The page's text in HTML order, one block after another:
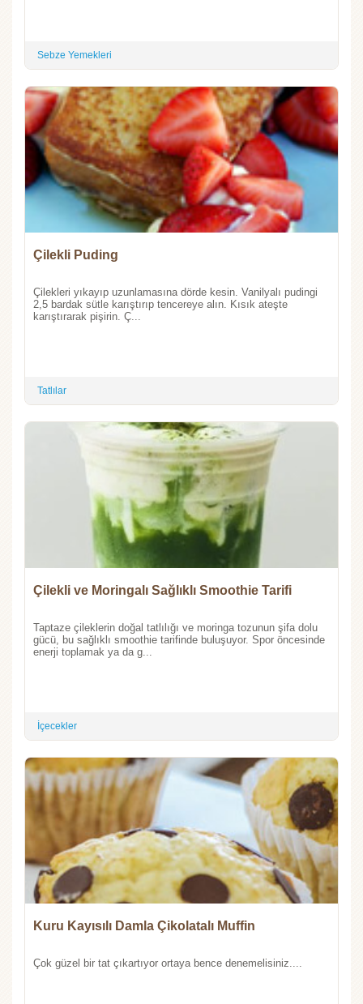
Sebze Yemekleri
Çilekli Puding
Çilekleri yıkayıp uzunlamasına dörde kesin. Vanilyalı pudingi
2,5 bardak sütle karıştırıp tencereye alın. Kısık ateşte
karıştırarak pişirin. Ç...
Tatlılar
Çilekli ve Moringalı Sağlıklı Smoothie Tarifi
Taptaze çileklerin doğal tatlılığı ve moringa tozunun şifa dolu
gücü, bu sağlıklı smoothie tarifinde buluşuyor. Spor öncesinde
enerji toplamak ya da g...
İçecekler
Kuru Kayısılı Damla Çikolatalı Muffin
Çok güzel bir tat çıkartıyor ortaya bence denemelisiniz....